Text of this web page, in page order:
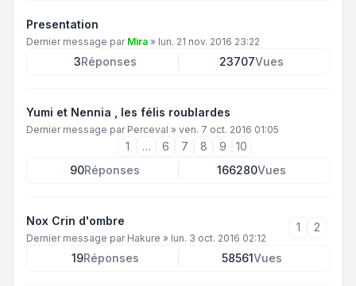
Presentation
Dernier message par Mira » lun. 21 nov. 2016 23:22
3Réponses 23707Vues
Yumi et Nennia , les félis roublardes
Dernier message par Perceval » ven. 7 oct. 2016 01:05
1 … 6 7 8 9
10
90Réponses 166280Vues
Nox Crin d'ombre
Dernier message par Hakure » lun. 3 oct. 2016 02:12
1 2
19Réponses 58561Vues